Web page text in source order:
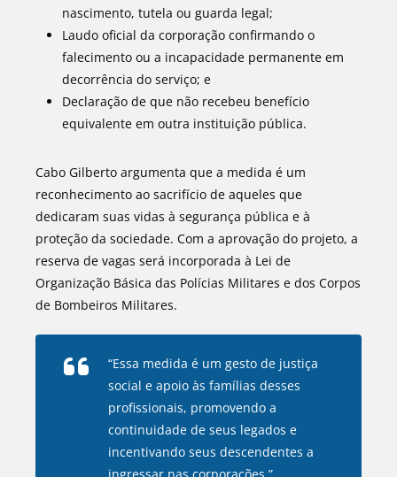
nascimento, tutela ou guarda legal;
Laudo oficial da corporação confirmando o
falecimento ou a incapacidade permanente em
decorrência do serviço; e
Declaração de que não recebeu benefício
equivalente em outra instituição pública.
Cabo Gilberto argumenta que a medida é um
reconhecimento ao sacrifício de aqueles que
dedicaram suas vidas à segurança pública e à
proteção da sociedade. Com a aprovação do projeto, a
reserva de vagas será incorporada à Lei de
Organização Básica das Polícias Militares e dos Corpos
de Bombeiros Militares.
“Essa medida é um gesto de justiça
social e apoio às famílias desses
profissionais, promovendo a
continuidade de seus legados e
incentivando seus descendentes a